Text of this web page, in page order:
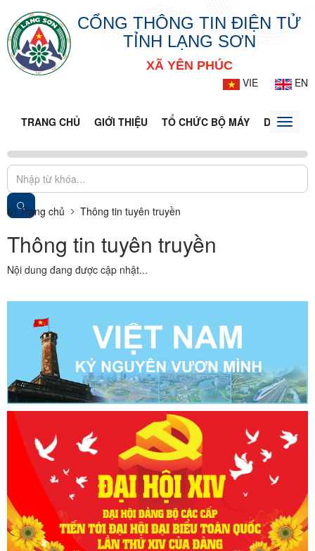
CỔNG THÔNG TIN ĐIỆN TỬ
TỈNH LẠNG SƠN
XÃ YÊN PHÚC
VIE
EN
TRANG CHỦ GIỚI THIỆU TỔ CHỨC BỘ MÁY DOANH
Toggle
Trang chủ Thông tin tuyên truyền
Thông tin tuyên truyền
Nội dung đang được cập nhật...